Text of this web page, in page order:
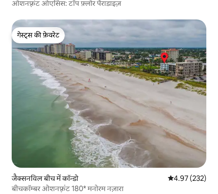
ओशनफ़्रंट ओएसिस: टॉप फ़्लोर पैराडाइज़
गेस्ट्स की फ़ेवरेट
गेस्ट्स की फ़ेवरेट
जैक्सनविल बीच में कॉन्डो औसत रेटिंग 5 में से
4.97 (232)
बीचकॉम्बर ओशनफ़्रंट 180* मनोरम नज़ारा